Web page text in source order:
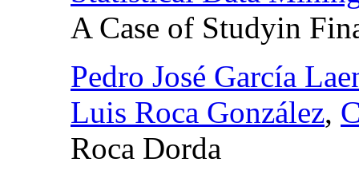
A Case of Studyin
Pedro José García
Luis Roca González,
Roca Dorda